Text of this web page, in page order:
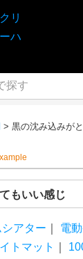
> 黒の沈み込みが
もいい感じ
アター 電
トマット